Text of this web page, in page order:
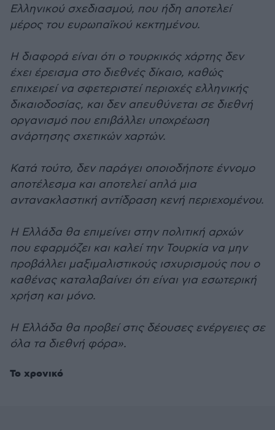
Ελληνικού σχεδιασμού, που ήδη αποτελεί
μέρος του ευρωπαϊκού κεκτημένου.
Η διαφορά είναι ότι ο τουρκικός χάρτης δεν
έχει έρεισμα στο διεθνές δίκαιο, καθώς
επιχειρεί να σφετεριστεί περιοχές ελληνικής
δικαιοδοσίας, και δεν απευθύνεται σε διεθνή
οργανισμό που επιβάλλει υποχρέωση
ανάρτησης σχετικών χαρτών.
Κατά τούτο, δεν παράγει οποιοδήποτε έννομο
αποτέλεσμα και αποτελεί απλά μια
αντανακλαστική αντίδραση κενή περιεχομένου.
Η Ελλάδα θα επιμείνει στην πολιτική αρχών
που εφαρμόζει και καλεί την Τουρκία να μην
προβάλλει μαξιμαλιστικούς ισχυρισμούς που ο
καθένας καταλαβαίνει ότι είναι για εσωτερική
χρήση και μόνο.
Η Ελλάδα θα προβεί στις δέουσες ενέργειες σε
όλα τα διεθνή φόρα».
Το χρονικό